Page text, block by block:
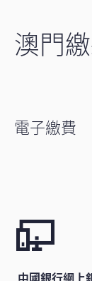
澳門
電子繳費
中國銀行網上